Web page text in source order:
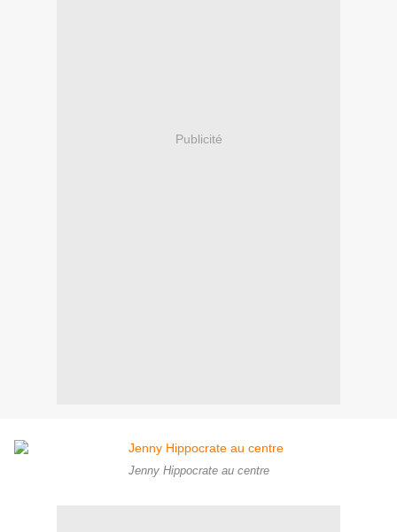
Publicité
Jenny Hippocrate au centre